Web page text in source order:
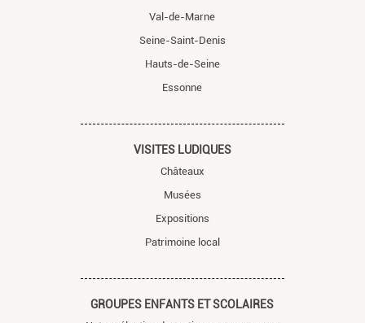
Val-de-Marne
Seine-Saint-Denis
Hauts-de-Seine
Essonne
VISITES LUDIQUES
Châteaux
Musées
Expositions
Patrimoine local
GROUPES ENFANTS ET SCOLAIRES